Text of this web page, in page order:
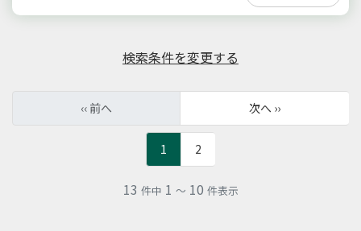
検索条件を変更する
‹‹ 前へ 次へ ››
1 2
13 件中 1 ～ 10 件表示